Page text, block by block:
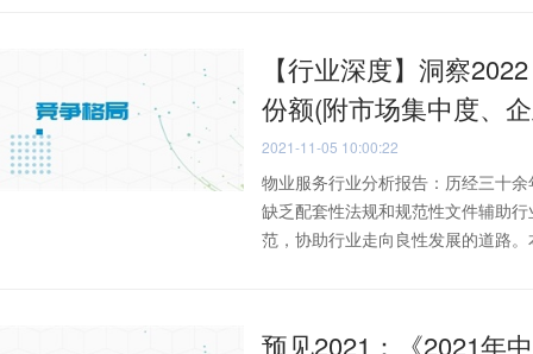
【行业深度】洞察
份额(附市场集中度、
2021-11-05 10:00:22
物业服务行业分析报告：历经三十
缺乏配套性法规和规范性文件辅助
范，协助行业走向良性发展的道路
预见2021：《2021年